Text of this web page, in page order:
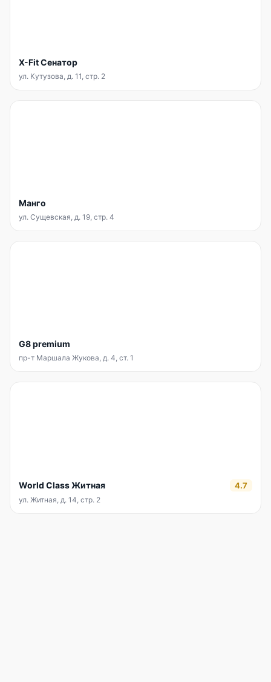
X-Fit Сенатор
ул. Кутузова, д. 11, стр. 2
Манго
ул. Сущевская, д. 19, стр. 4
G8 premium
пр-т Маршала Жукова, д. 4, ст. 1
World Class Житная 4.7
ул. Житная, д. 14, стр. 2